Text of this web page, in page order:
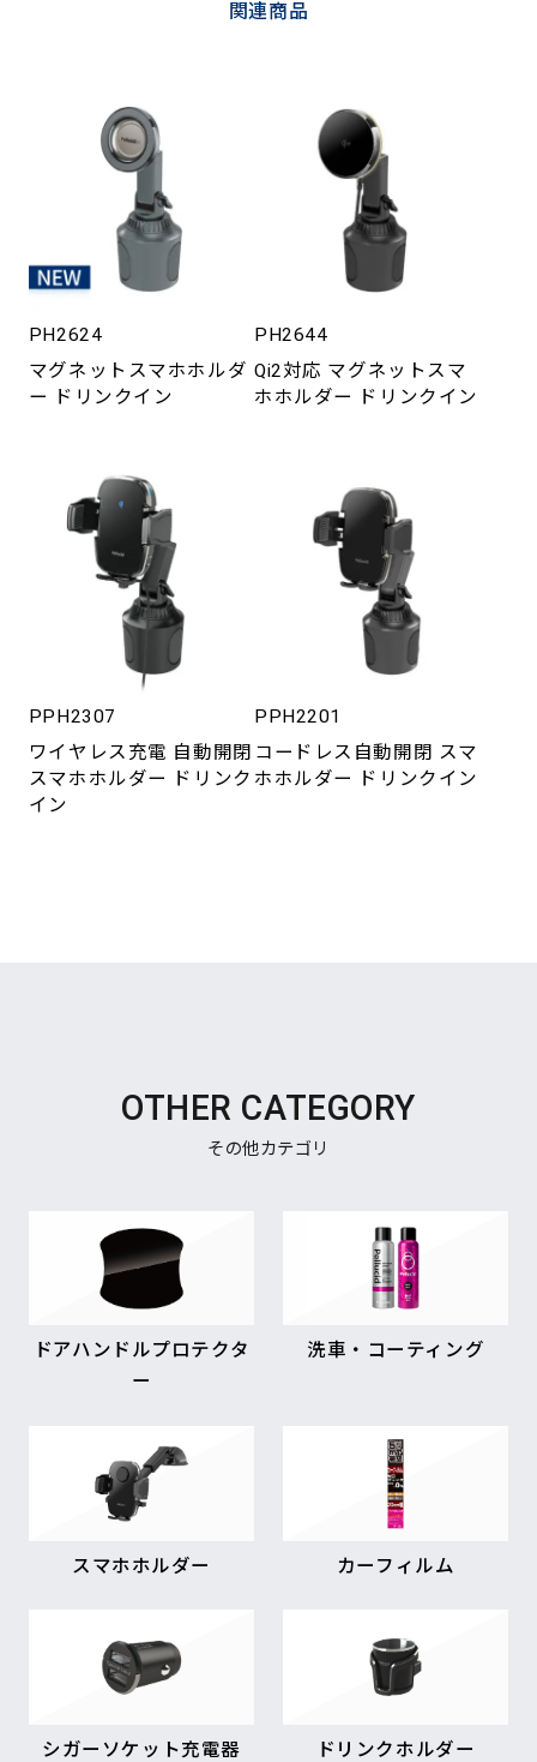
関連商品
PH2624
マグネットスマホホルダ
ー ドリンクイン
PH2644
Qi2対応 マグネットスマ
ホホルダー ドリンクイン
PPH2307
ワイヤレス充電 自動開閉
スマホホルダー ドリンク
イン
PPH2201
コードレス自動開閉 スマ
ホホルダー ドリンクイン
OTHER CATEGORY
その他カテゴリ
ドアハンドルプロテクタ
ー
洗車・コーティング
スマホホルダー カーフィルム
シガーソケット充電器 ドリンクホルダー